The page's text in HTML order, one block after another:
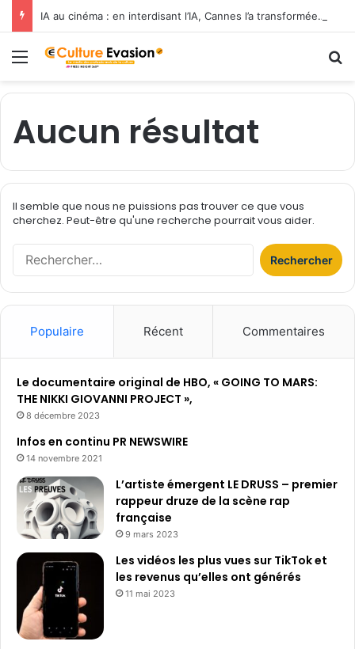
IA au cinéma : en interdisant l’IA, Cannes l’a transformée en label de luxe
Menu
Aucun résultat
Il semble que nous ne puissions pas trouver ce que vous
cherchez. Peut-être qu'une recherche pourrait vous aider.
r
e
Populaire Récent Commentaires
Le documentaire original de HBO, « GOING TO MARS:
THE NIKKI GIOVANNI PROJECT »,
8 décembre 2023
Infos en continu PR NEWSWIRE
14 novembre 2021
L’artiste émergent LE DRUSS – premier
rappeur druze de la scène rap
française
9 mars 2023
Les vidéos les plus vues sur TikTok et
les revenus qu’elles ont générés
11 mai 2023